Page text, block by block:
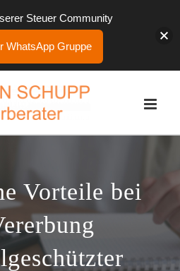
Vorteile bei
Steuer Community
WhatsApp Gruppe